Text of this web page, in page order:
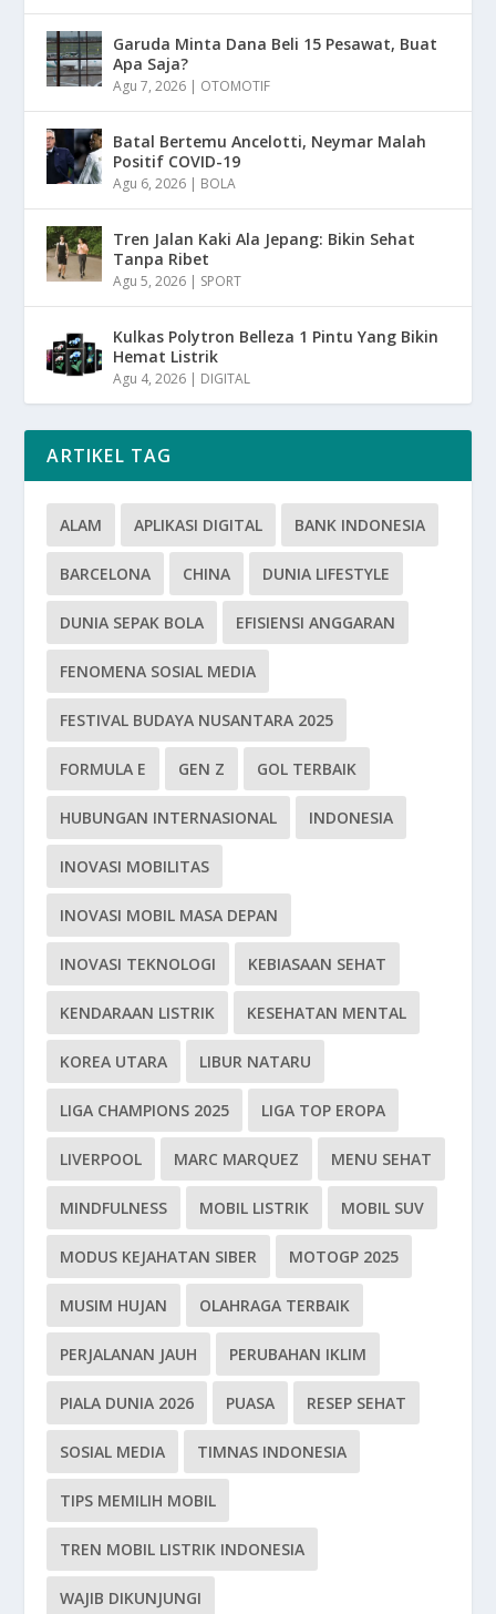
Garuda Minta Dana Beli 15 Pesawat, Buat
Apa Saja?
Agu 7, 2026 | OTOMOTIF
Batal Bertemu Ancelotti, Neymar Malah
Positif COVID-19
Agu 6, 2026 | BOLA
Tren Jalan Kaki Ala Jepang: Bikin Sehat
Tanpa Ribet
Agu 5, 2026 | SPORT
Kulkas Polytron Belleza 1 Pintu Yang Bikin
Hemat Listrik
Agu 4, 2026 | DIGITAL
ARTIKEL TAG
ALAM APLIKASI DIGITAL BANK INDONESIA
BARCELONA CHINA DUNIA LIFESTYLE
DUNIA SEPAK BOLA EFISIENSI ANGGARAN
FENOMENA SOSIAL MEDIA
FESTIVAL BUDAYA NUSANTARA 2025
FORMULA E GEN Z GOL TERBAIK
HUBUNGAN INTERNASIONAL INDONESIA
INOVASI MOBILITAS
INOVASI MOBIL MASA DEPAN
INOVASI TEKNOLOGI KEBIASAAN SEHAT
KENDARAAN LISTRIK KESEHATAN MENTAL
KOREA UTARA LIBUR NATARU
LIGA CHAMPIONS 2025 LIGA TOP EROPA
LIVERPOOL MARC MARQUEZ MENU SEHAT
MINDFULNESS MOBIL LISTRIK MOBIL SUV
MODUS KEJAHATAN SIBER MOTOGP 2025
MUSIM HUJAN OLAHRAGA TERBAIK
PERJALANAN JAUH PERUBAHAN IKLIM
PIALA DUNIA 2026 PUASA RESEP SEHAT
SOSIAL MEDIA TIMNAS INDONESIA
TIPS MEMILIH MOBIL
TREN MOBIL LISTRIK INDONESIA
WAJIB DIKUNJUNGI